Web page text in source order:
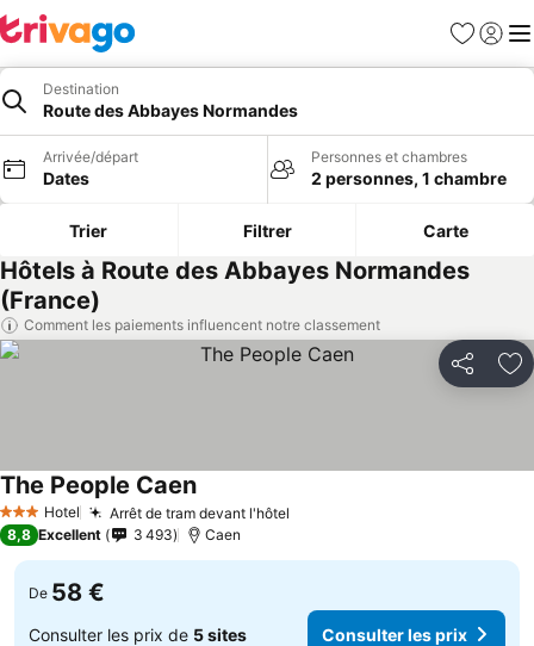
Favoris
Se
Destination
Route des Abbayes Normandes
Arrivée/départ
Dates
Personnes et chambres
2 personnes, 1 chambre
Trier Filtrer Carte
Hôtels à Route des Abbayes Normandes
(France)
Comment les paiements influencent notre classement
Partager
3 ÉtoilesHotel Arrêt de tram devant l'hôtel
The People Caen
8,8 Excellent 3 493 Caen
De 58 €
Consulter les prix de 5 sites Consulter les prix